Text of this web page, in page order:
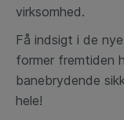
virksomhed.
Få indsigt i de
former fremtiden
banebrydende
hele!